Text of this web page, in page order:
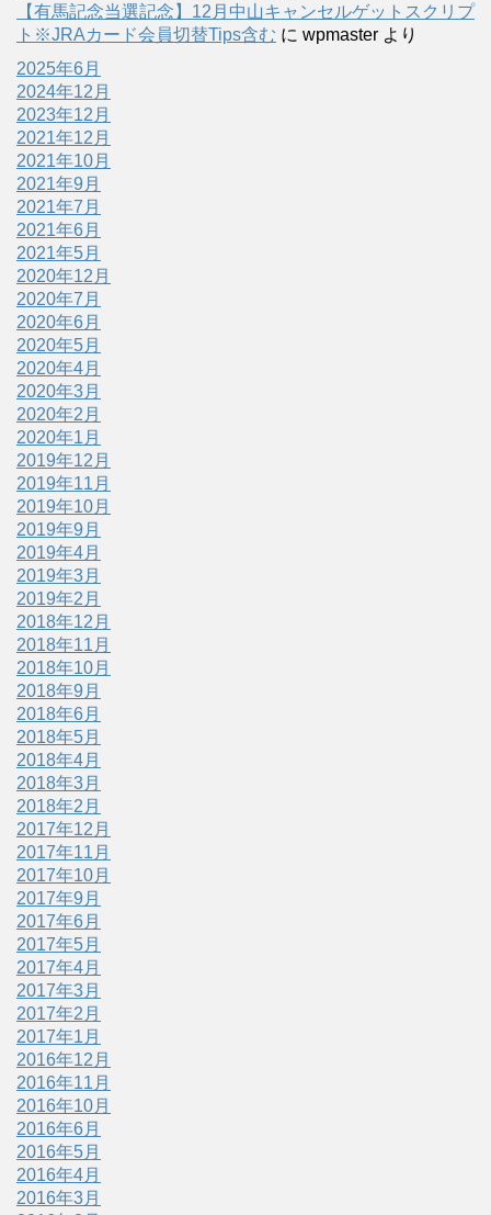
【有馬記念当選記念】12月中山キャンセルゲットスクリプ
ト※JRAカード会員切替Tips含む に wpmaster より
2025年6月
2024年12月
2023年12月
2021年12月
2021年10月
2021年9月
2021年7月
2021年6月
2021年5月
2020年12月
2020年7月
2020年6月
2020年5月
2020年4月
2020年3月
2020年2月
2020年1月
2019年12月
2019年11月
2019年10月
2019年9月
2019年4月
2019年3月
2019年2月
2018年12月
2018年11月
2018年10月
2018年9月
2018年6月
2018年5月
2018年4月
2018年3月
2018年2月
2017年12月
2017年11月
2017年10月
2017年9月
2017年6月
2017年5月
2017年4月
2017年3月
2017年2月
2017年1月
2016年12月
2016年11月
2016年10月
2016年6月
2016年5月
2016年4月
2016年3月